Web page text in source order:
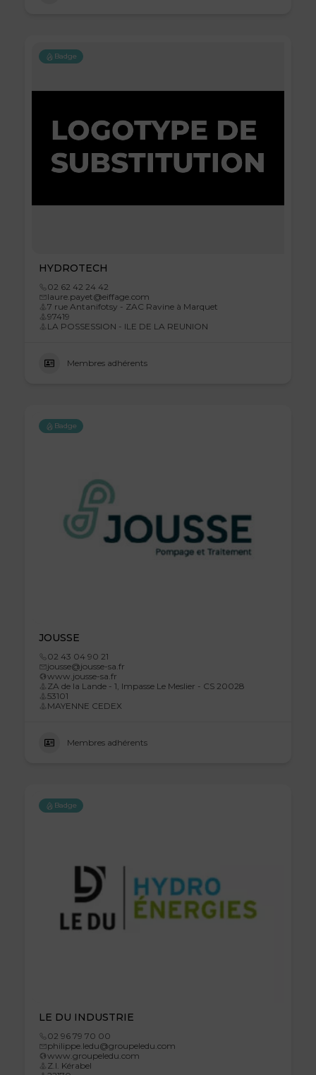
Badge
HYDROTECH
02 62 42 24 42
laure.payet@eiffage.com
7 rue Antanifotsy - ZAC Ravine à Marquet
97419
LA POSSESSION - ILE DE LA REUNION
Membres adhérents
Badge
JOUSSE
02 43 04 90 21
jousse@jousse-sa.fr
www.jousse-sa.fr
ZA de la Lande - 1, Impasse Le Meslier - CS 20028
53101
MAYENNE CEDEX
Membres adhérents
Badge
LE DU INDUSTRIE
02 96 79 70 00
philippe.ledu@groupeledu.com
www.groupeledu.com
Z.I. Kérabel